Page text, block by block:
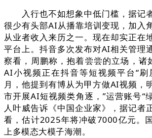
入行也不如想象中低门槛，据记
很少有头部AI从播靠培训变现，加入
从业者收入来历之一。现在却实正在
平台上。抖音多次发布对AI相关管理
察看，周鹏称，抱着尝尝的立场，诸
AI小视频正在抖音等短视频平台“刷
月，他提到有博从为甲方做AI视频，
市开展AI短视频类角逐，”运营账号“
人叶威告诉《中国企业家》，据记者
看，估计2025年将冲破7000亿元。
上多模态大模子海潮。